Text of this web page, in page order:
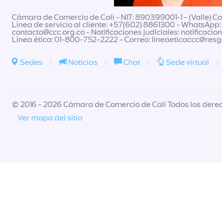
Cámara de Comercio de Cali - NIT: 890399001-1 - (Valle)
Línea de servicio al cliente: +57(602) 8861300 -
contacto@ccc.org.co- Notificaciones judiciales:
Línea ética: 01-800-752-2222 - Correo:
Sedes | Noticias | Chat | Sede virtual |
© 2016 - 2026 Cámara de Comercio de Cali Todos los
Ver mapa del sitio